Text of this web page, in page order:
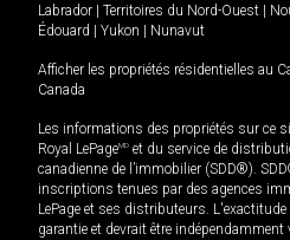
Labrador | Territoires du Nord-Ouest |
Édouard | Yukon | Nunavut
Afficher les propriétés résidentielles au
Canada
Les informations des propriétés sur ce
Royal LePageMD et du service de
canadienne de l’immobilier (SDD®).
inscriptions tenues par des agences
LePage et ses distributeurs.
garantie et devrait être indépendamment